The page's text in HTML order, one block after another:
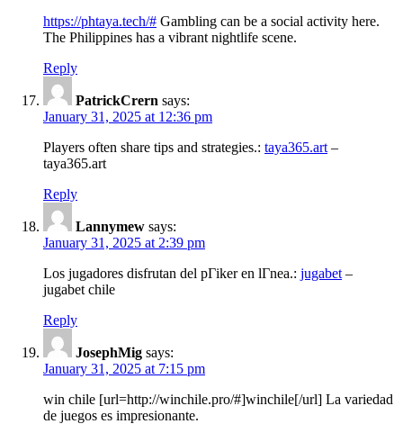
https://phtaya.tech/# Gambling can be a social activity here.
The Philippines has a vibrant nightlife scene.
Reply
PatrickCrern says:
January 31, 2025 at 12:36 pm
Players often share tips and strategies.: taya365.art–
taya365.art
Reply
Lannymew says:
January 31, 2025 at 2:39 pm
Los jugadores disfrutan del pГіker en lГ­nea.: jugabet–
jugabet chile
Reply
JosephMig says:
January 31, 2025 at 7:15 pm
win chile [url=http://winchile.pro/#]winchile[/url] La variedad
de juegos es impresionante.